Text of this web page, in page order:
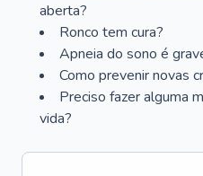
aberta?
Ronco tem cura?
Apneia do sono é
Como prevenir novas
Preciso fazer alguma
vida?